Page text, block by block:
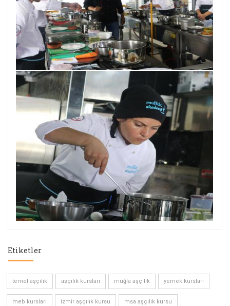
Etiketler
temel aşçılık aşçılık kursları muğla aşçılık yemek kursları
meb kursları izmir aşçılık kursu msa aşçılık kursu